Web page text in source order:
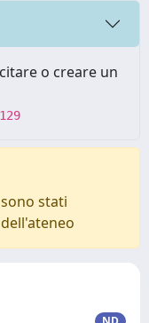
o creare un
stati